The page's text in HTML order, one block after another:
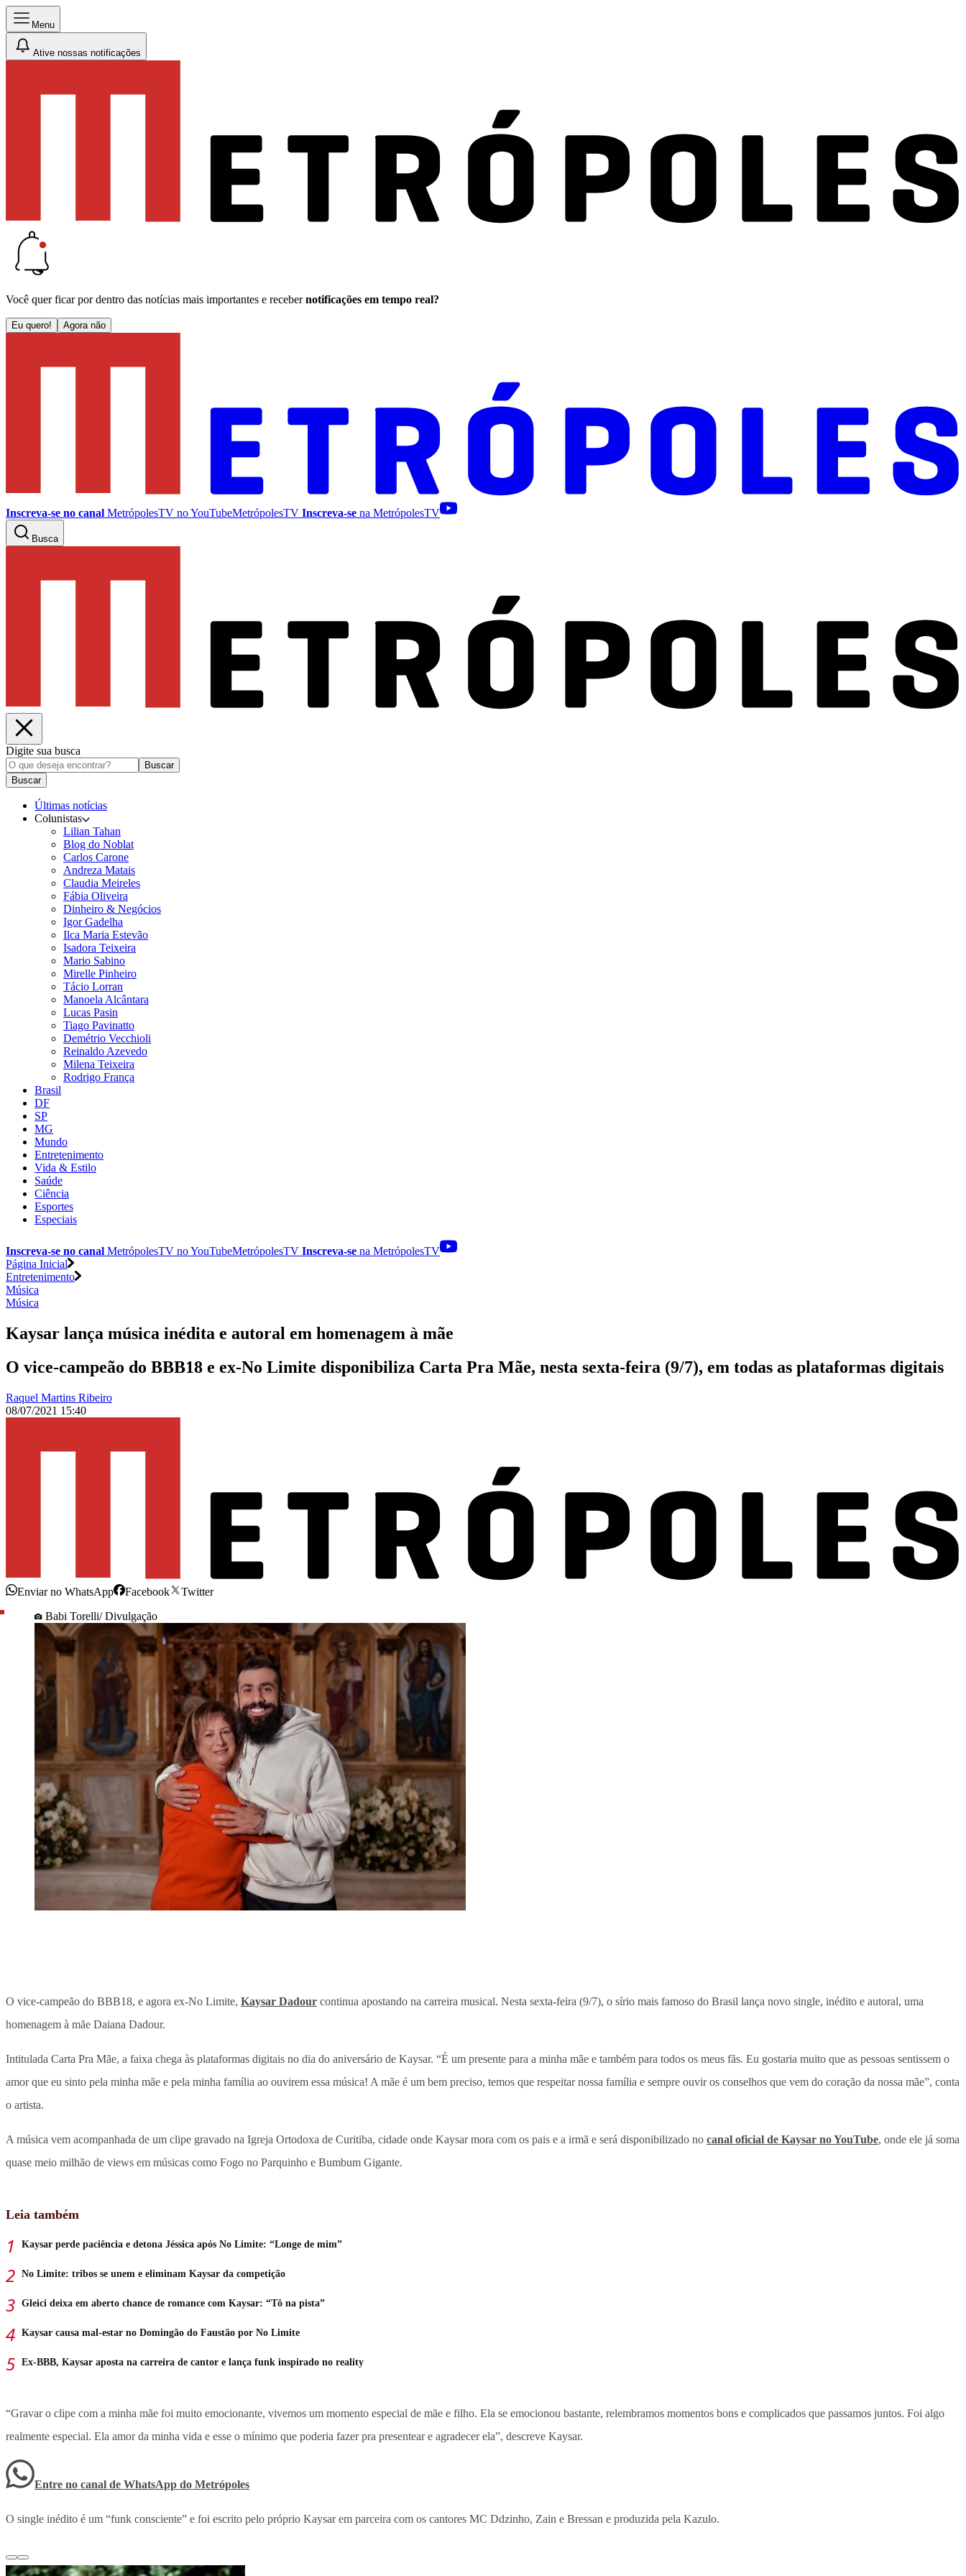
Menu
Ative nossas notificações
Você quer ficar por dentro das notícias mais importantes e receber notificações em tempo real?
Eu quero! Agora não
Inscreva-se no canal MetrópolesTV noYouTubeMetrópolesTV Inscreva-se na MetrópolesTV
Busca
Digite sua busca
Buscar
Buscar
Últimas notícias
Colunistas
Lilian Tahan
Blog do Noblat
Carlos Carone
Andreza Matais
Claudia Meireles
Fábia Oliveira
Dinheiro & Negócios
Igor Gadelha
Ilca Maria Estevão
Isadora Teixeira
Mario Sabino
Mirelle Pinheiro
Tácio Lorran
Manoela Alcântara
Lucas Pasin
Tiago Pavinatto
Demétrio Vecchioli
Reinaldo Azevedo
Milena Teixeira
Rodrigo França
Brasil
DF
SP
MG
Mundo
Entretenimento
Vida & Estilo
Saúde
Ciência
Esportes
Especiais
Inscreva-se no canal MetrópolesTV noYouTubeMetrópolesTV Inscreva-se na MetrópolesTV
Página Inicial
Entretenimento
Música
Música
Kaysar lança música inédita e autoral em homenagem à mãe
O vice-campeão do BBB18 e ex-No Limite disponibiliza Carta Pra Mãe, nesta sexta-feira (9/7), em todas as plataformas digitais
Raquel Martins Ribeiro
08/07/2021 15:40
Enviar no WhatsApp Facebook
Twitter
Babi Torelli/ Divulgação
O vice-campeão do BBB18, e agora ex-No Limite, Kaysar Dadour continua apostando na carreira musical. Nesta sexta-feira (9/7), o sírio mais famoso do Brasil lança novo single, inédito e autoral, uma
homenagem à mãe Daiana Dadour.
Intitulada Carta Pra Mãe, a faixa chega às plataformas digitais no dia do aniversário de Kaysar. “É um presente para a minha mãe e também para todos os meus fãs. Eu gostaria muito que as pessoas sentissem o
amor que eu sinto pela minha mãe e pela minha família ao ouvirem essa música! A mãe é um bem preciso, temos que respeitar nossa família e sempre ouvir os conselhos que vem do coração da nossa mãe”, conta
o artista.
A música vem acompanhada de um clipe gravado na Igreja Ortodoxa de Curitiba, cidade onde Kaysar mora com os pais e a irmã e será disponibilizado no canal oficial de Kaysar no YouTube, onde ele já soma
quase meio milhão de views em músicas como Fogo no Parquinho e Bumbum Gigante.
Leia também
Kaysar perde paciência e detona Jéssica após No Limite: “Longe de mim”
No Limite: tribos se unem e eliminam Kaysar da competição
Gleici deixa em aberto chance de romance com Kaysar: “Tô na pista”
Kaysar causa mal-estar no Domingão do Faustão por No Limite
Ex-BBB, Kaysar aposta na carreira de cantor e lança funk inspirado no reality
“Gravar o clipe com a minha mãe foi muito emocionante, vivemos um momento especial de mãe e filho. Ela se emocionou bastante, relembramos momentos bons e complicados que passamos juntos. Foi algo
realmente especial. Ela amor da minha vida e esse o mínimo que poderia fazer pra presentear e agradecer ela”, descreve Kaysar.
Entre no canal de WhatsApp do Metrópoles
O single inédito é um “funk consciente” e foi escrito pelo próprio Kaysar em parceira com os cantores MC Ddzinho, Zain e Bressan e produzida pela Kazulo.